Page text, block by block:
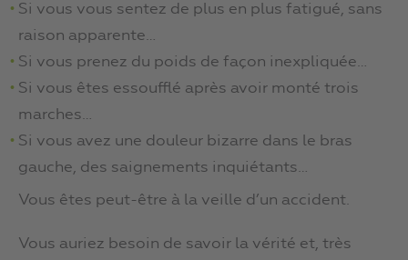
Si vous vous sentez de plus en plus fatigué, sans
raison apparente…
Si vous prenez du poids de façon inexpliquée…
Si vous êtes essoufflé après avoir monté trois
marches…
Si vous avez une douleur bizarre dans le bras
gauche, des saignements inquiétants…
Vous êtes peut-être à la veille d’un accident.
Vous auriez besoin de savoir la vérité et, très